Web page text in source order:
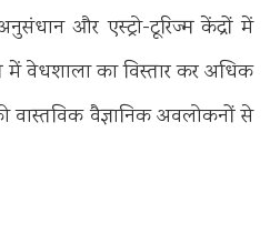
और एस्ट्रो-टूरिज्म केंद्रों में
में वेधशाला का विस्तार कर अधिक
वास्तविक वैज्ञानिक अवलोकनों से